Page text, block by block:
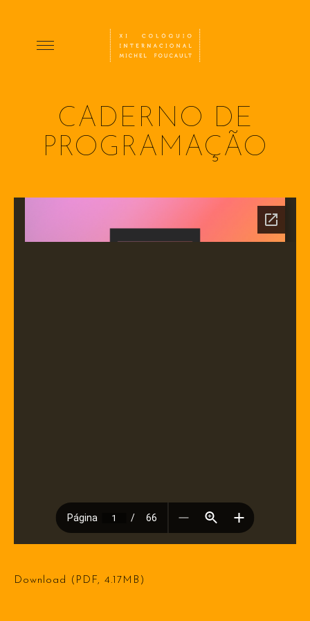
CADERNO DE
PROGRAMAÇÃO
Download (PDF, 4.17MB)